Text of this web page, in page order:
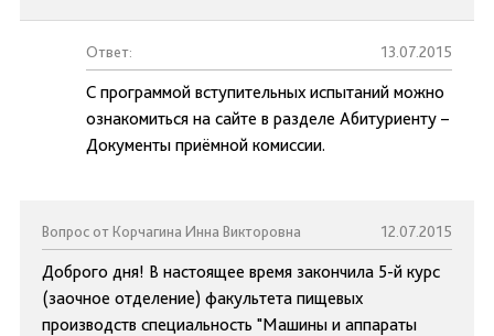
Ответ: 13.07.2015
С программой вступительных испытаний можно
ознакомиться на сайте в разделе Абитуриенту –
Документы приёмной комиссии.
Вопрос от Корчагина Инна Викторовна 12.07.2015
Доброго дня! В настоящее время закончила 5-й курс
(заочное отделение) факультета пищевых
производств специальность "Машины и аппараты